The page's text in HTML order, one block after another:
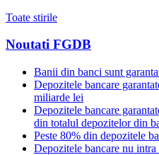
Toate stirile
Noutati FGDB
Banii din banci sunt
Depozitele bancare
miliarde lei
Depozitele bancare
din totalul depozitelor din
Peste 80% din depozitele
Depozitele bancare nu